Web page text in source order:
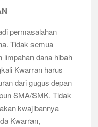
permasalahan
Tidak semua
limpahan dana hibah
Kwarran harus
dari gugus depan
SMA/SMK. Tidak
kwajibannya
Kwarran,